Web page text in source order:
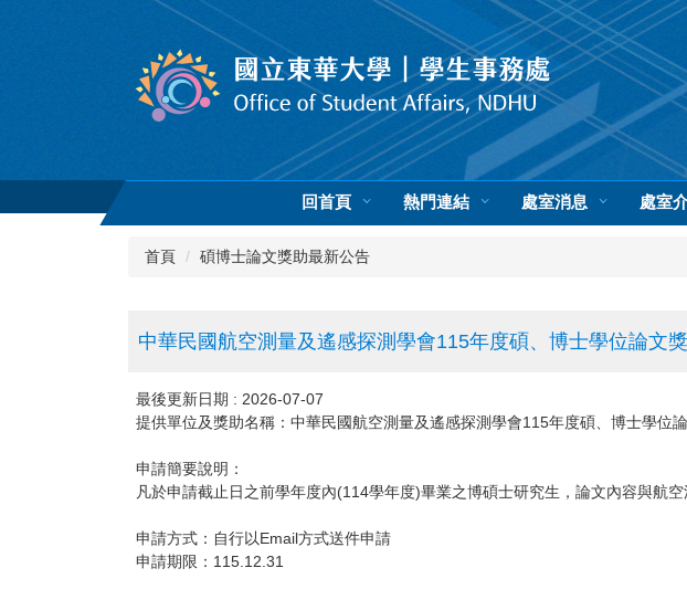
回首頁 熱門連結 處室消息 處室
首頁 碩博士論文獎助最新公告
中華民國航空測量及遙感探測學會115年度碩、博士學位論文獎
最後更新日期 : 2026-07-07
提供單位及獎助名稱：中華民國航空測量及遙感探測學會115年度碩、博士學位
申請簡要說明：
凡於申請截止日之前學年度內(114學年度)畢業之博碩士研究生，論文內容與航
申請方式：自行以Email方式送件申請
申請期限：115.12.31